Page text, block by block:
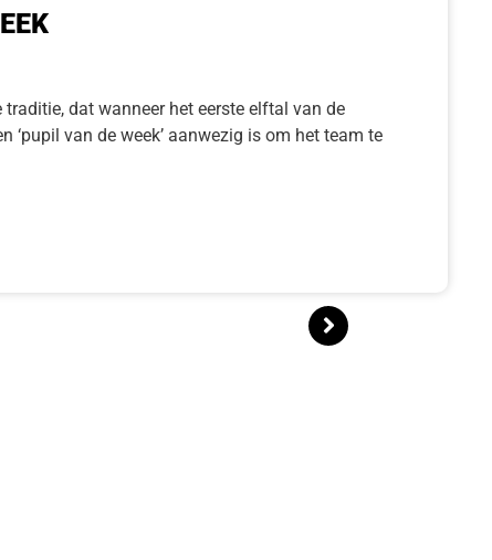
dat wanneer het eerste elftal van de
‘pupil van de week’ aanwezig is om het team te